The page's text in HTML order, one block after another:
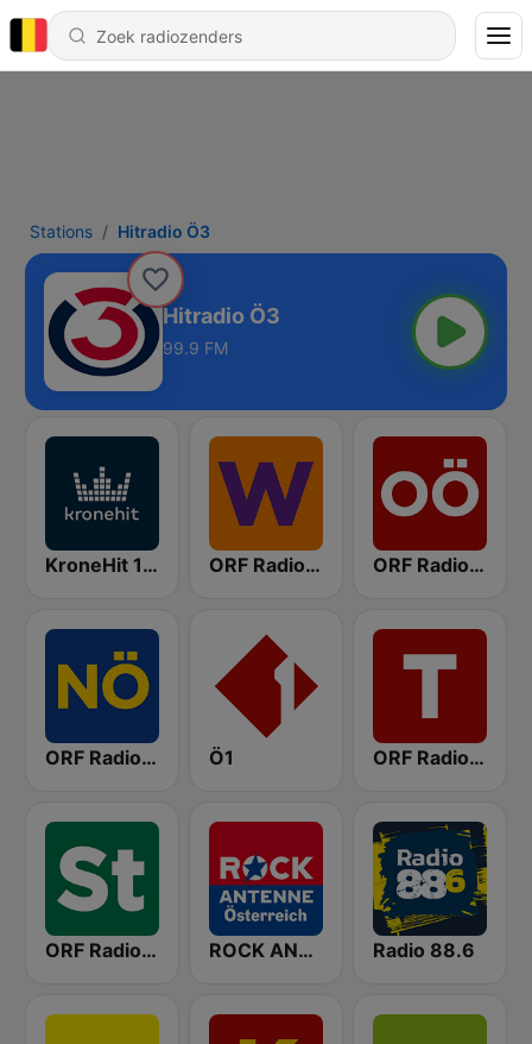
Stations Hitradio Ö3
Hitradio Ö3
99.9 FM
KroneHit 105.8 ORF Radio Wien ORF Radio Oberösterreich
ORF Radio Niederösterreich Ö1 ORF Radio Tirol
ORF Radio Steiermark ROCK ANTENNE Österreich Radio 88.6